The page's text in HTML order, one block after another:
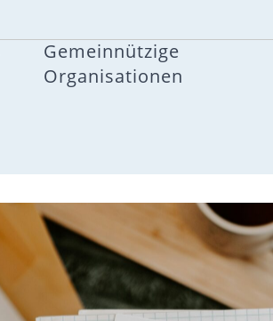
Gemeinnützige
Organisationen